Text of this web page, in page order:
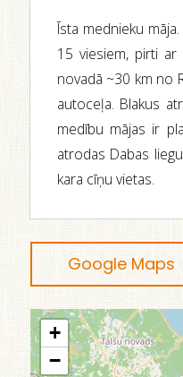
Īsta mednieku
15 viesiem, pirti ar
novadā ~30 km no
autoceļa. Blakus
medību mājas ir
atrodas Dabas
kara cīņu vietas.
Google Maps
+
−